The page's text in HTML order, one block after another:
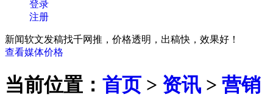
登录
注册
新闻软文发稿找千网推，价格透明，出稿快，效果好！
查看媒体价格
当前位置： 首页 > 资讯 > 营销